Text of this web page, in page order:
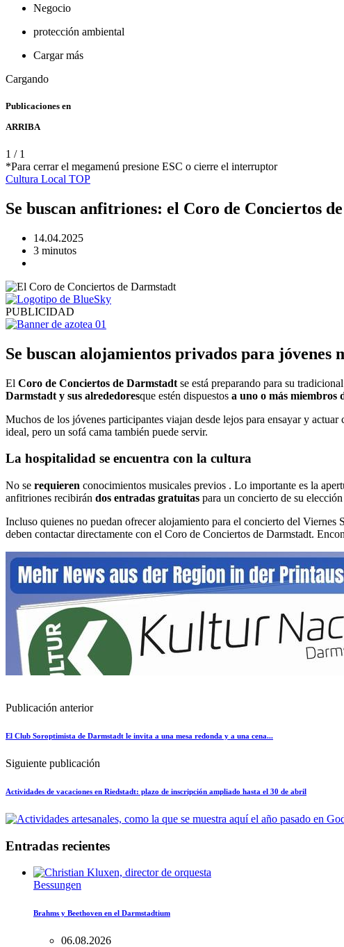
Negocio
protección ambiental
Cargar más
Cargando
Publicaciones en
ARRIBA
1 / 1
*Para cerrar el megamenú presione ESC o cierre el interruptor
Cultura Local TOP
Se buscan anfitriones: el Coro de Conciertos
14.04.2025
3 minutos
PUBLICIDAD
Se buscan alojamientos privados para
El Coro de Conciertos de Darmstadt se está preparando para su tradicional
Darmstadt y sus alrededoresque estén dispuestos a uno o más miembros
Muchos de los jóvenes participantes viajan desde lejos para ensayar y
ideal, pero un sofá cama también puede servir.
La hospitalidad se encuentra con la cultura
No se requieren conocimientos musicales previos . Lo importante es la
anfitriones recibirán dos entradas gratuitas para un concierto de su
Incluso quienes no puedan ofrecer alojamiento para el concierto del Viernes
deben contactar directamente con el Coro de Conciertos de Darmstadt.
Publicación anterior
El Club Soroptimista de Darmstadt le invita a una mesa redonda y a una cena...
Siguiente publicación
Actividades de vacaciones en Riedstadt: plazo de inscripción ampliado hasta el 30 de abril
Entradas recientes
Bessungen
Brahms y Beethoven en el Darmstadtium
06.08.2026